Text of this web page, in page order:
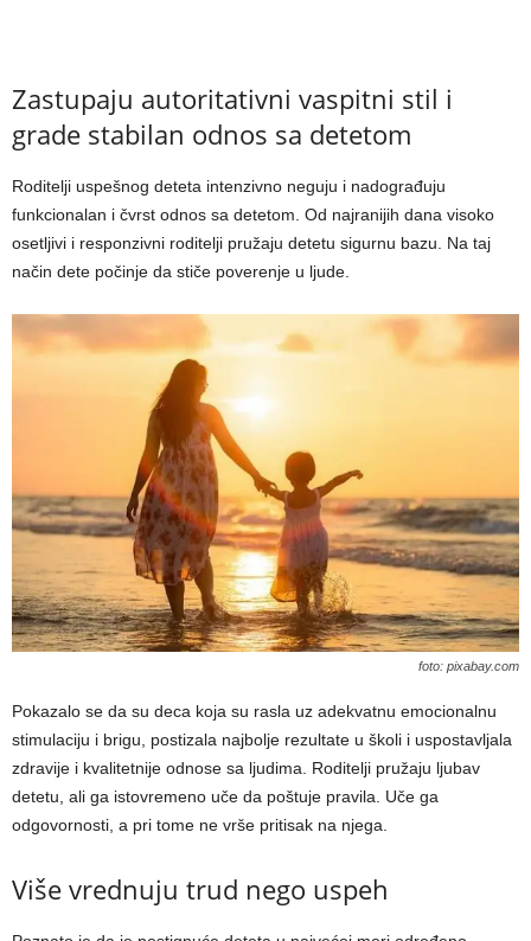
Zastupaju autoritativni vaspitni stil i
grade stabilan odnos sa detetom
Roditelji uspešnog deteta intenzivno neguju i nadograđuju
funkcionalan i čvrst odnos sa detetom. Od najranijih dana visoko
osetljivi i responzivni roditelji pružaju detetu sigurnu bazu. Na taj
način dete počinje da stiče poverenje u ljude.
foto: pixabay.com
Pokazalo se da su deca koja su rasla uz adekvatnu emocionalnu
stimulaciju i brigu, postizala najbolje rezultate u školi i uspostavljala
zdravije i kvalitetnije odnose sa ljudima. Roditelji pružaju ljubav
detetu, ali ga istovremeno uče da poštuje pravila. Uče ga
odgovornosti, a pri tome ne vrše pritisak na njega.
Više vrednuju trud nego uspeh